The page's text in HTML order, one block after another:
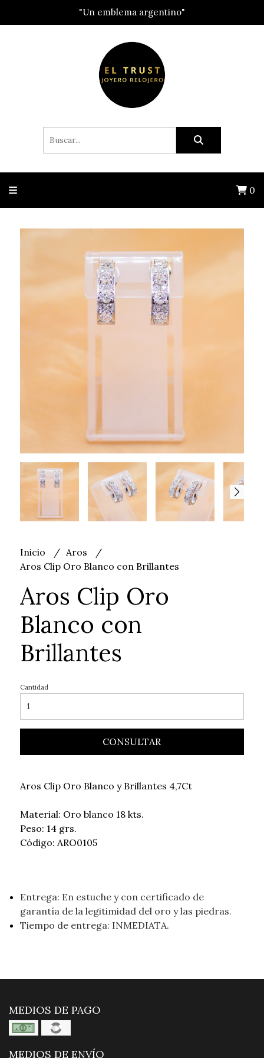
"Un emblema argentino"
0
Inicio
Aros
Aros Clip Oro Blanco con Brillantes
Aros Clip Oro
Blanco con
Brillantes
Cantidad
CONSULTAR
Aros Clip Oro Blanco y Brillantes 4,7Ct
Material: Oro blanco 18 kts.
Peso: 14 grs.
Código: ARO0105
Entrega: En estuche y con certificado de
garantía de la legitimidad del oro y las piedras.
Tiempo de entrega: INMEDIATA.
MEDIOS DE PAGO
MEDIOS DE ENVÍO